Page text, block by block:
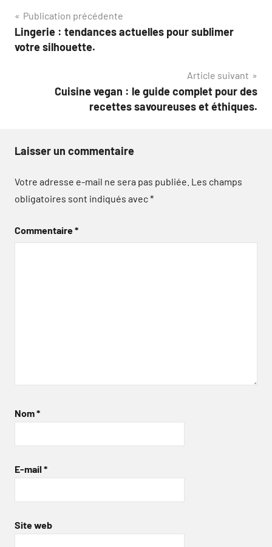
Navigation
de
Publication précédente
Lingerie : tendances actuelles pour sublimer
votre silhouette.
Article suivant
Cuisine vegan : le guide complet pour des
recettes savoureuses et éthiques.
Laisser un commentaire
Votre adresse e-mail ne sera pas publiée. Les champs
obligatoires sont indiqués avec*
Commentaire*
Nom*
E-mail *
Site web